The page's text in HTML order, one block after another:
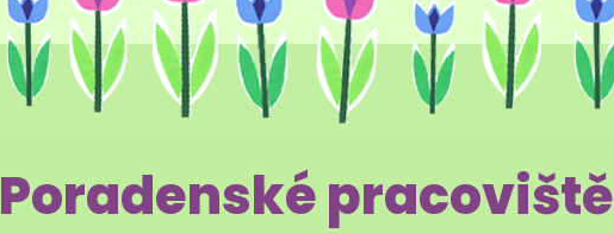
Poradenské pracoviště